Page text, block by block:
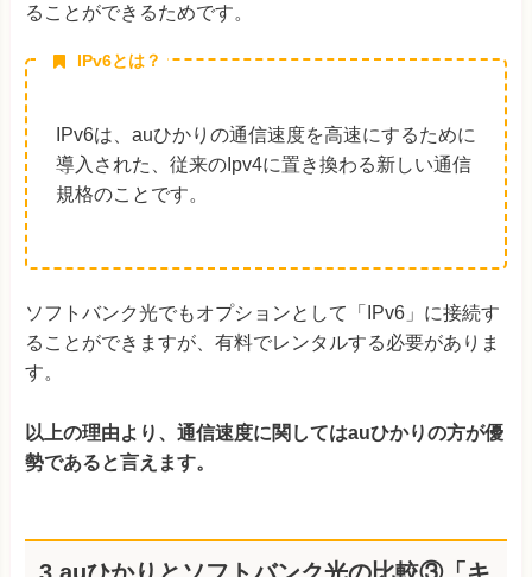
ることができるためです。
IPv6とは？
IPv6は、auひかりの通信速度を高速にするために
導入された、従来のIpv4に置き換わる新しい通信
規格のことです。
ソフトバンク光でもオプションとして「IPv6」に接続す
ることができますが、有料でレンタルする必要がありま
す。
以上の理由より、通信速度に関してはauひかりの方が優
勢であると言えます。